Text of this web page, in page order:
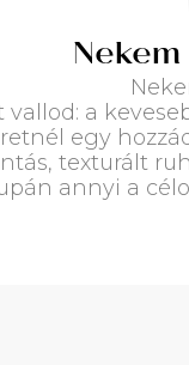
vallod: a
egy
texturált
annyi a